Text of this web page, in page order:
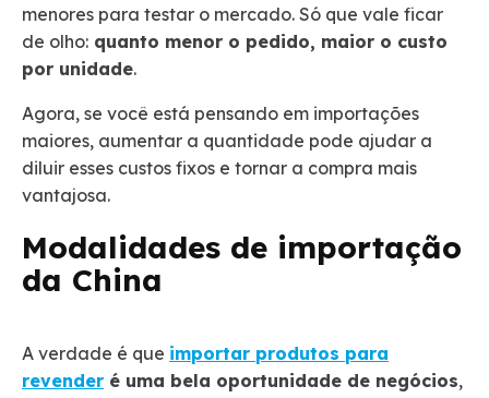
menores para testar o mercado. Só que vale ficar
de olho: quanto menor o pedido, maior o custo
por unidade.
Agora, se você está pensando em importações
maiores, aumentar a quantidade pode ajudar a
diluir esses custos fixos e tornar a compra mais
vantajosa.
Modalidades de importação
da China
A verdade é que importar produtos para
revender é uma bela oportunidade de negócios,